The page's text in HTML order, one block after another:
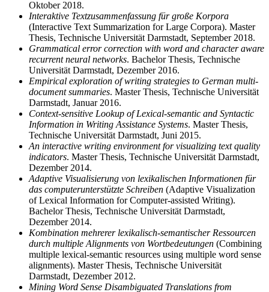
Oktober 2018.
Interaktive Textzusammenfassung für große Korpora
(Interactive Text Summarization for Large Corpora). Master
Thesis, Technische Universität Darmstadt, September 2018.
Grammatical error correction with word and character aware
recurrent neural networks. Bachelor Thesis, Technische
Universität Darmstadt, Dezember 2016.
Empirical exploration of writing strategies to German multi-
document summaries. Master Thesis, Technische Universität
Darmstadt, Januar 2016.
Context-sensitive Lookup of Lexical-semantic and Syntactic
Information in Writing Assistance Systems. Master Thesis,
Technische Universität Darmstadt, Juni 2015.
An interactive writing en­vi­ron­ment for visualizing text quality
indicators. Master Thesis, Technische Universität Darmstadt,
Dezember 2014.
Adaptive Visualisierung von lexikalischen Informationen für
das computerunterstützte Schreiben (Adaptive Visualization
of Lexical Information for Computer-assisted Writing).
Bachelor Thesis, Technische Universität Darmstadt,
Dezember 2014.
Kombination mehrerer lexikalisch-semantischer Ressourcen
durch multiple Alignments von Wortbedeutungen (Combining
multiple lexical-semantic resources using multiple word sense
alignments). Master Thesis, Technische Universität
Darmstadt, Dezember 2012.
Mining Word Sense Disambiguated Translations from